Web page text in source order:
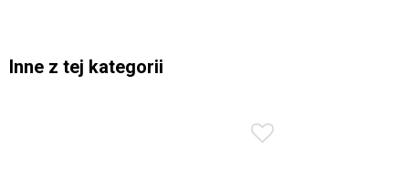
Inne z tej kategorii